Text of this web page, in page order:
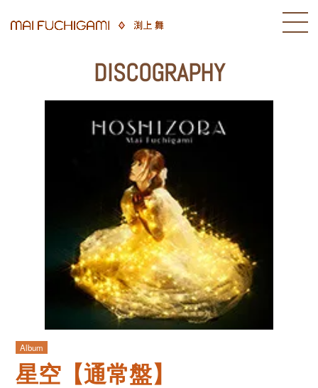
DISCOGRAPHY
Album
星空【通常盤】